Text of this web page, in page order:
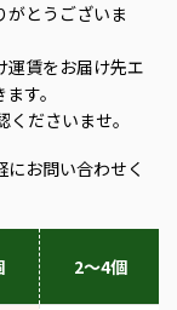
がとうございま
運賃をお届け先エ
す。
ださいませ。
お問い合わせく
2～4個